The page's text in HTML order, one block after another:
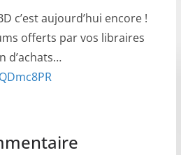
c’est aujourd’hui encore !
offerts par vos libraires
d’achats…